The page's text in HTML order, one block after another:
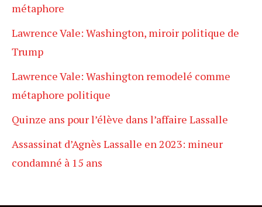
métaphore
Lawrence Vale: Washington, miroir politique de
Trump
Lawrence Vale: Washington remodelé comme
métaphore politique
Quinze ans pour l’élève dans l’affaire Lassalle
Assassinat d’Agnès Lassalle en 2023: mineur
condamné à 15 ans